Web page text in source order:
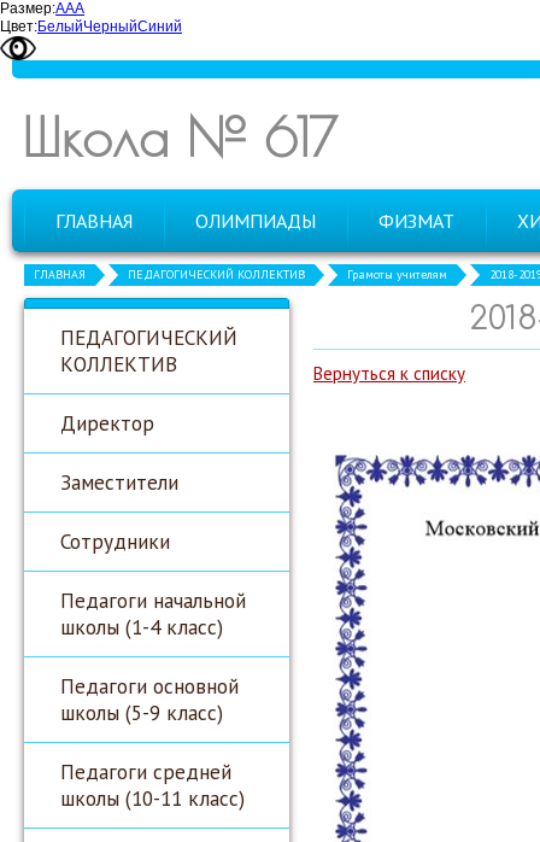
Размер:ААА
Цвет:БелыйЧерныйСиний
Школа № 617
ГЛАВНАЯ ОЛИМПИАДЫ ФИЗМАТ
ГЛАВНАЯ ПЕДАГОГИЧЕСКИЙ КОЛЛЕКТИВ Грамоты учителям 2018-
ПЕДАГОГИЧЕСКИЙ
КОЛЛЕКТИВ
Директор
Заместители
Сотрудники
Педагоги начальной
школы (1-4 класс)
Педагоги основной
школы (5-9 класс)
Педагоги средней
школы (10-11 класс)
Вернуться к списку